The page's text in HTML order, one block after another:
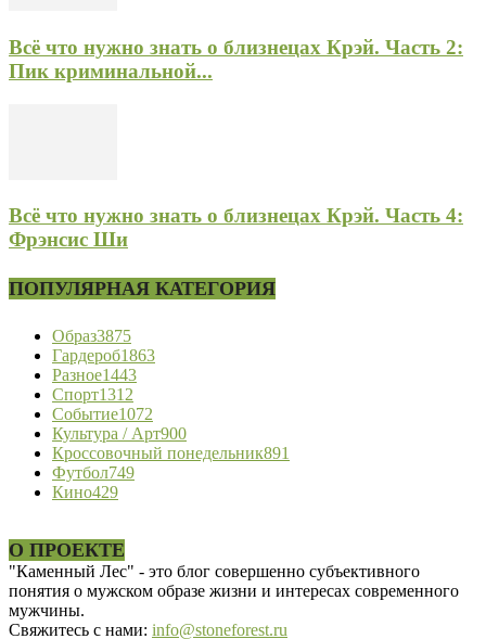
Всё что нужно знать о близнецах Крэй. Часть 2:
Пик криминальной...
Всё что нужно знать о близнецах Крэй. Часть 4:
Фрэнсис Ши
ПОПУЛЯРНАЯ КАТЕГОРИЯ
Образ3875
Гардероб1863
Разное1443
Спорт1312
Событие1072
Культура / Арт900
Кроссовочный понедельник891
Футбол749
Кино429
О ПРОЕКТЕ
"Каменный Лес" - это блог совершенно субъективного
понятия о мужском образе жизни и интересах современного
мужчины.
Свяжитесь с нами: info@stoneforest.ru